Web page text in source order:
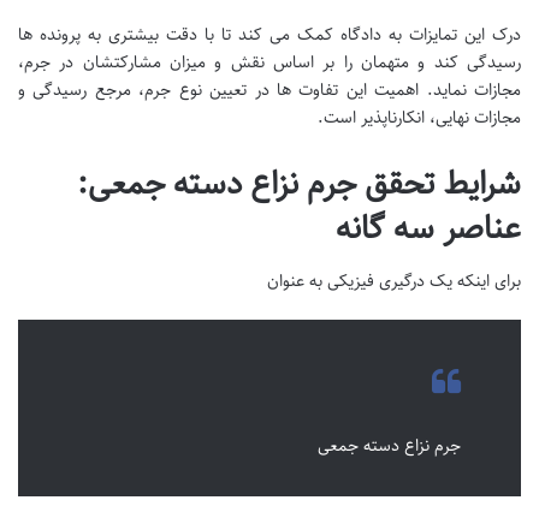
درک این تمایزات به دادگاه کمک می کند تا با دقت بیشتری به پرونده ها
رسیدگی کند و متهمان را بر اساس نقش و میزان مشارکتشان در جرم،
مجازات نماید. اهمیت این تفاوت ها در تعیین نوع جرم، مرجع رسیدگی و
مجازات نهایی، انکارناپذیر است.
شرایط تحقق جرم نزاع دسته جمعی:
عناصر سه گانه
برای اینکه یک درگیری فیزیکی به عنوان
جرم نزاع دسته جمعی